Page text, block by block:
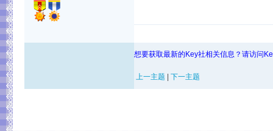
想要获取最新的Key社相关信息？请访问
上一主题 下一主题